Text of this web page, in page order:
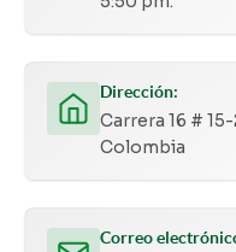
Dirección:
Carrera 16 #
Colombia
Correo